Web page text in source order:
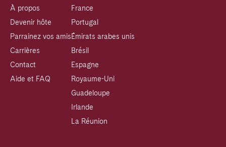
À propos
Devenir hôte
Parrainez vos amis
Carrières
Contact
Aide et FAQ
France
Portugal
Émirats arabes unis
Brésil
Espagne
Royaume-Uni
Guadeloupe
Irlande
La Réunion